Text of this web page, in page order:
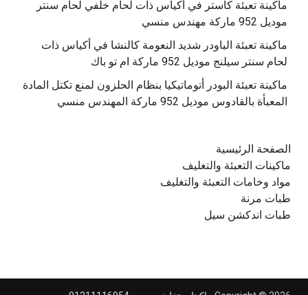
‫ماكينة تعبئة كاستر في أكياس ذات لحام خلفي لحام سنتر
موديل 952 ماركة مهندس منسي
‫ماكينة تعبئة الباودر شديد النعومة كالنشا في أكياس ذات
‫ماكينة تعبئة البودر أتوماتيكيا بنظام الحلزون لمنع تكتل المادة
الصفحة الرئيسية
ماكينات التعبئة والتغليف
مواد وخامات التعبئة والتغليف
طبات مرنة
طبات اندكشن سيل